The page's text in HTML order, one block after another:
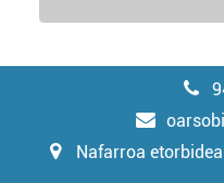
Nafarroa